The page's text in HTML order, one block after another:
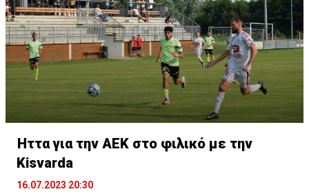
Ήττα για την ΑΕΚ στο φιλικό με την
Kisvarda
16.07.2023 20:30